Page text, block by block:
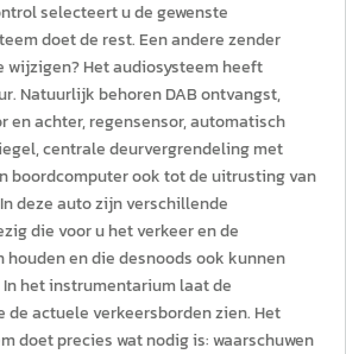
selecteert u de gewenste
doet de rest. Een andere zender
wijzigen? Het audiosysteem heeft
Natuurlijk behoren DAB ontvangst,
en achter, regensensor, automatisch
centrale deurvergrendeling met
boordcomputer ook tot de uitrusting van
deze auto zijn verschillende
die voor u het verkeer en de
houden en die desnoods ook kunnen
het instrumentarium laat de
actuele verkeersborden zien. Het
doet precies wat nodig is: waarschuwen